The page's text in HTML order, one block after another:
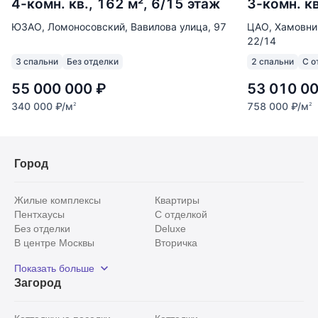
востребованных локаций Москвы. В нескольких
минутах ходьбы находятся станции метро, театры,
музеи, рестораны, кофейни, магазины, престижные
инфраструктура делают эту квартиру отличным
выбором как для собственного проживания, так и
Компания «Винидиктов и Партнеры» (AREA).
партнерами. Звоните! Для просмотра!
Арт. 136643387
4-комн. кв., 162 м², 6/15 этаж
ЮЗАО, Ломоносовский, Вавилова улица, 97
3 спальни Без отделки
55 000 000 ₽
340 000 ₽/м2
3-комн.
ЦАО,
22/14
2 спальни С
53 010
758 000 ₽/м2
Город
Жилые комплексы
Квартиры
Пентхаусы
С отделкой
Без отделки
Deluxe
В центре Москвы
Вторичка
Рядом с парком
С панорамными окнами
Показать больше
Загород